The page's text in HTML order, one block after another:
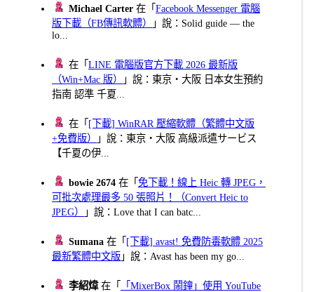
Michael Carter 在「Facebook Messenger 電腦
版下載（FB傳訊軟體）
」說：Solid guide — the
lo...
在「LINE 電腦版官方下載 2026 最新版
（Win+Mac 版）
」說：東京・大阪 日本女生預約
指南 認準 千夏...
在「 [下載] WinRAR 壓縮軟體（繁體中文版
+免費版）
」說：東京・大阪 高級派遣サービス
【千夏の伊...
bowie 2674 在「免下載！線上 Heic 轉 JPEG，
可批次處理最多 50 張照片！（Convert Heic to
JPEG）
」說：Love that I can batc...
Sumana 在「 [下載] avast! 免費防毒軟體 2025
最新繁體中文版 」說：Avast has been my go...
李紹煒在「
「MixerBox 鬧鐘」使用 YouTube